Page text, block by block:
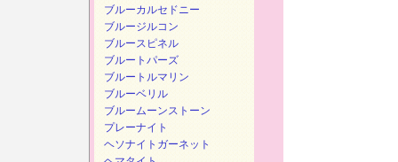
ブルーカルセドニー
ブルージルコン
ブルースピネル
ブルートパーズ
ブルートルマリン
ブルーベリル
ブルームーンストーン
プレーナイト
ヘソナイトガーネット